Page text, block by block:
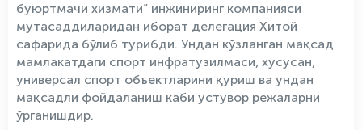
буюртмачи хизмати” инжиниринг компанияси
мутасаддиларидан иборат делегация Хитой
сафарида бўлиб турибди. Ундан кўзланган мақсад
мамлакатдаги спорт инфратузилмаси, хусусан,
универсал спорт объектларини қуриш ва ундан
мақсадли фойдаланиш каби устувор режаларни
ўрганишдир.